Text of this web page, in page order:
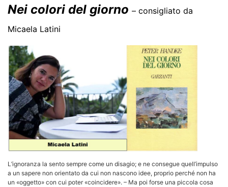
Nei colori del giorno – consigliato da
Micaela Latini
L’ignoranza la sento sempre come un disagio; e ne consegue quell’impulso
a un sapere non orientato da cui non nascono idee, proprio perché non ha
un «oggetto» con cui poter «coincidere». – Ma poi forse una piccola cosa